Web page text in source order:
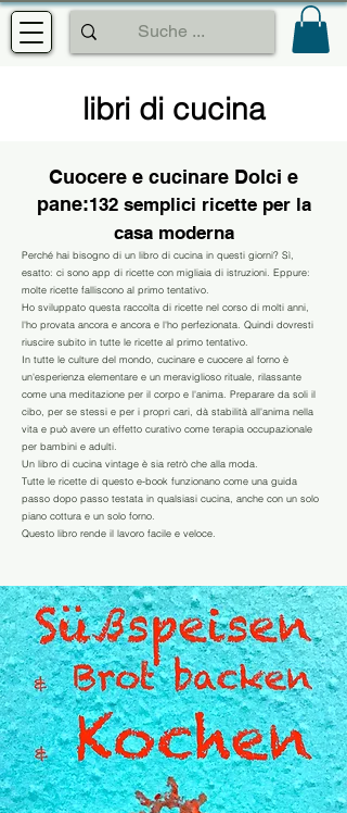
libri di cucina
Cuocere e cucinare Dolci e
pane:132 semplici ricette per la
casa moderna
Perché hai bisogno di un libro di cucina in questi giorni? Sì,
esatto: ci sono app di ricette con migliaia di istruzioni. Eppure:
molte ricette falliscono al primo tentativo.
Ho sviluppato questa raccolta di ricette nel corso di molti anni,
l'ho provata ancora e ancora e l'ho perfezionata. Quindi dovresti
riuscire subito in tutte le ricette al primo tentativo.
In tutte le culture del mondo, cucinare e cuocere al forno è
un'esperienza elementare e un meraviglioso rituale, rilassante
come una meditazione per il corpo e l'anima. Preparare da soli il
cibo, per se stessi e per i propri cari, dà stabilità all'anima nella
vita e può avere un effetto curativo come terapia occupazionale
per bambini e adulti.
Un libro di cucina vintage è sia retrò che alla moda.
Tutte le ricette di questo e-book funzionano come una guida
passo dopo passo testata in qualsiasi cucina, anche con un solo
piano cottura e un solo forno.
Questo libro rende il lavoro facile e veloce.